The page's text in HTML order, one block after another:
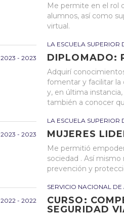
Me permite en el rol
alumnos, así como
virtual.
2023 - 2023
LA ESCUELA SUPERIOR
DIPLOMADO:
Adquirí
fomentar y facilitar la
y, en última
también a conocer
2023 - 2023
LA ESCUELA SUPERIOR
MUJERES
Me permitió
sociedad . Así
prevención y
2022 - 2022
SERVICIO NACIONAL
CURSO:
SEGURIDAD